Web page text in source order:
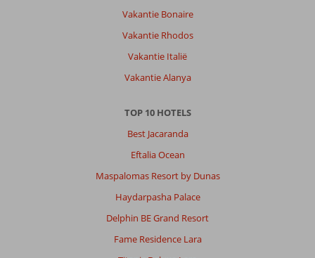
Vakantie Bonaire
Vakantie Rhodos
Vakantie Italië
Vakantie Alanya
TOP 10 HOTELS
Best Jacaranda
Eftalia Ocean
Maspalomas Resort by Dunas
Haydarpasha Palace
Delphin BE Grand Resort
Fame Residence Lara